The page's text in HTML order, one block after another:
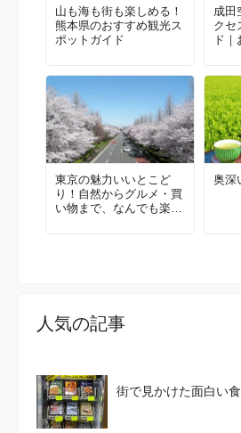
山も海も街も楽しめる！
熊本県のおすすめ観光ス
ポットガイド
成田
クセ
ド
東京の魅力いいとこど
り！自然からグルメ・買
い物まで、なんでも楽し
奥深
人気の記事
街で見かけた面白い